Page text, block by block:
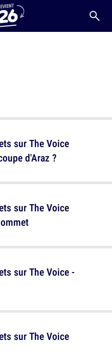
sur The Voice
d'Araz ?
sur The Voice
sur The Voice
sur The Voice -